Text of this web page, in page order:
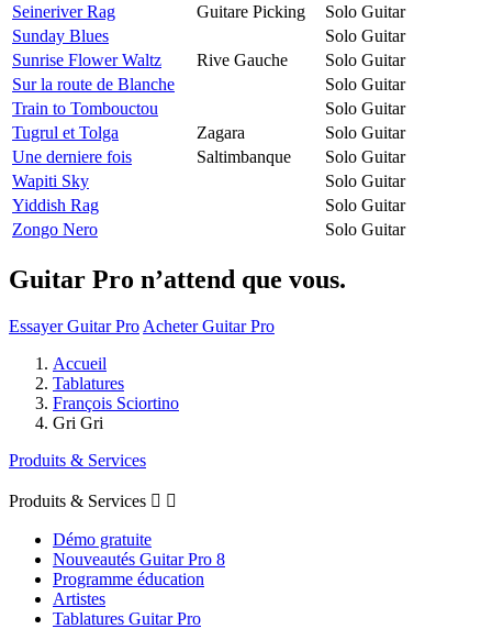
Seineriver Rag
Guitare Picking
Solo Guitar
Sunday Blues
Solo Guitar
Sunrise Flower Waltz
Rive Gauche
Solo Guitar
Sur la route de Blanche
Solo Guitar
Train to Tombouctou
Solo Guitar
Tugrul et Tolga
Zagara
Solo Guitar
Une derniere fois
Saltimbanque
Solo Guitar
Wapiti Sky
Solo Guitar
Yiddish Rag
Solo Guitar
Zongo Nero
Solo Guitar
Guitar Pro n’attend que vous.
Essayer Guitar Pro Acheter Guitar Pro
Accueil
Tablatures
François Sciortino
Gri Gri
Produits & Services
Produits & Services  
Démo gratuite
Nouveautés Guitar Pro 8
Programme éducation
Artistes
Tablatures Guitar Pro